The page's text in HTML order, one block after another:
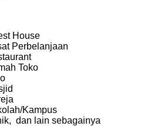
House
Perbelanjaan
Toko
Kampus
dan lain sebagainya